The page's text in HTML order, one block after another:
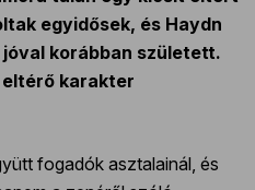
egyidősek, és Haydn
korábban született.
eltérő karakter
fogadók asztalainál, és